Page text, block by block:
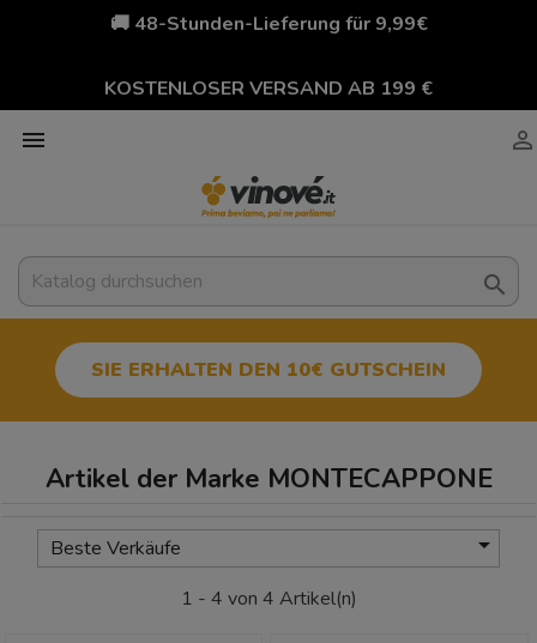
🚚 48-Stunden-Lieferung für 9,99€
KOSTENLOSER VERSAND AB 199 €
 

SIE ERHALTEN DEN 10€ GUTSCHEIN
Artikel der Marke MONTECAPPONE
Beste Verkäufe 
1 - 4 von 4 Artikel(n)